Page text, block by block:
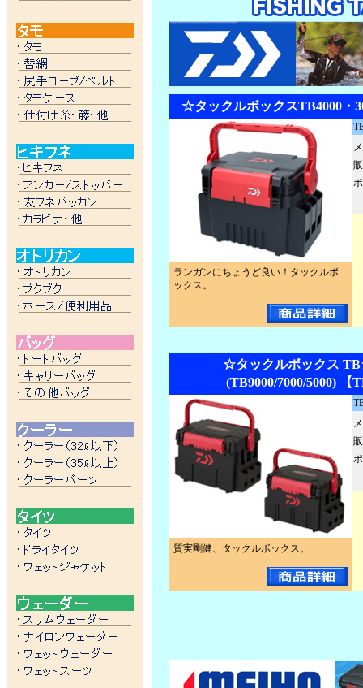
☆タックルボックスTB4000・
ランガンにちょうど良い！タックルボ
ックス。
☆タックルボックス TB
(TB9000/7000/5000) 【
質実剛健、タックルボックス。